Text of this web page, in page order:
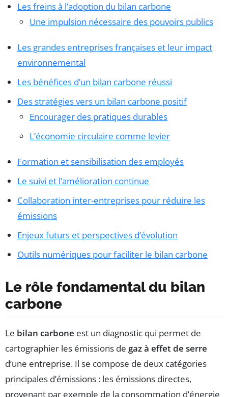
Les freins à l’adoption du bilan carbone
Une impulsion nécessaire des pouvoirs publics
Les grandes entreprises françaises et leur impact
environnemental
Les bénéfices d’un bilan carbone réussi
Des stratégies vers un bilan carbone positif
Encourager des pratiques durables
L’économie circulaire comme levier
Formation et sensibilisation des employés
Le suivi et l’amélioration continue
Collaboration inter-entreprises pour réduire les
émissions
Enjeux futurs et perspectives d’évolution
Outils numériques pour faciliter le bilan carbone
Le rôle fondamental du bilan
carbone
Le bilan carbone est un diagnostic qui permet de
cartographier les émissions de gaz à effet de serre
d’une entreprise. Il se compose de deux catégories
principales d’émissions : les émissions directes,
provenant par exemple de la consommation d’énergie